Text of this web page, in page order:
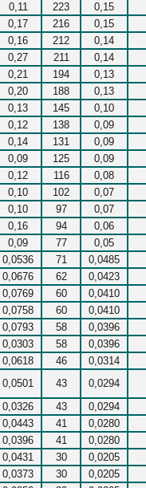
0,11 223 0,15
0,17 216 0,15
0,16 212 0,14
0,27 211 0,14
0,21 194 0,13
0,20 188 0,13
0,13 145 0,10
0,12 138 0,09
0,14 131 0,09
0,09 125 0,09
0,12 116 0,08
0,10 102 0,07
0,10 97 0,07
0,16 94 0,06
0,09 77 0,05
0,0536 71 0,0485
0,0676 62 0,0423
0,0769 60 0,0410
0,0758 60 0,0410
0,0793 58 0,0396
0,0303 58 0,0396
0,0618 46 0,0314
0,0501 43 0,0294
0,0326 43 0,0294
0,0443 41 0,0280
0,0396 41 0,0280
0,0431 30 0,0205
0,0373 30 0,0205